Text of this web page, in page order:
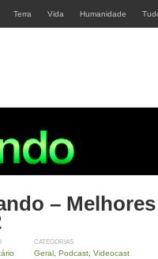
Terra Vida Humanidade
– Melhores
CATEGORIAS
Geral Podcast Videocast